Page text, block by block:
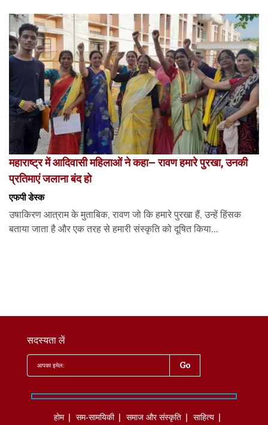
महाराष्ट्र में आदिवासी महिलाओं ने कहा– रावण हमारे पुरखा, उनकी
प्रतिमाएं जलाना बंद हो
एफपी डेस्‍क
उषाकिरण आत्राम के मुताबिक, रावण जो कि हमारे पुरखा हैं, उन्हें हिंसक
बताया जाता है और एक तरह से हमारी संस्कृति को दूषित किया...
सदस्यता लें
होम सम-सामयिकी समाज और संस्कृति साहित्‍य